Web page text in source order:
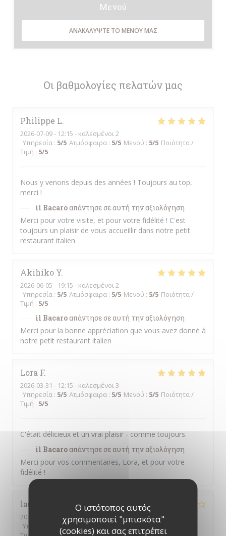
Ο ιστότοπος αυτός
χρησιμοποιεί "μπισκότα"
(cookies) και σας επιτρέπει
Οι βαθμολογίες πελατών μας
Philippe L
2026-07-09- 12:15 - καλεσμένοι 2
Υπηρεσία : 5/5 Ατμόσφαιρα : 5/5 Μενού : 5/5 Ποιότητα /
Τιμή : 5/5
Nous y venons depuis des années ! Toujours au top,
merci !
il Bacaroαπάντησε σε αυτή την αξιολόγηση
Merci pour votre visite, et pour votre fidélité ! C'est
toujours un plaisir de vous accueillir dans notre petit
restaurant italien
Akihiko Y
2026-06-05 - 19:15 - καλεσμένοι 2
Υπηρεσία : 5/5 Ατμόσφαιρα : 5/5 Μενού : 5/5 Ποιότητα /
Τιμή : 5/5
il Bacaroαπάντησε σε αυτή την αξιολόγηση
Merci pour la bonne appréciation que vous avez donné à
notre petit restaurant italien
Lora F
2026-03-31 - 12:15 - καλεσμένοι 3
Υπηρεσία : 5/5 Ατμόσφαιρα : 5/5 Μενού : 5/5 Ποιότητα /
Τιμή : 5/5
C'était délicieux et un vrai plaisir - comme toujours.
il Bacaroαπάντησε σε αυτή την αξιολόγηση
Merci pour vos commentaires, Lora, et pour votre
fidélité !
laurence
2026-03-13
- 21:00 - καλεσμένοι 2
Υπηρεσία
/5 Ατμόσφαιρα Μενού /5
Μενού
ΑΝΑΚΑΛΎΨΤΕ ΤΟ ΜΕΝΟΎ ΜΑΣ